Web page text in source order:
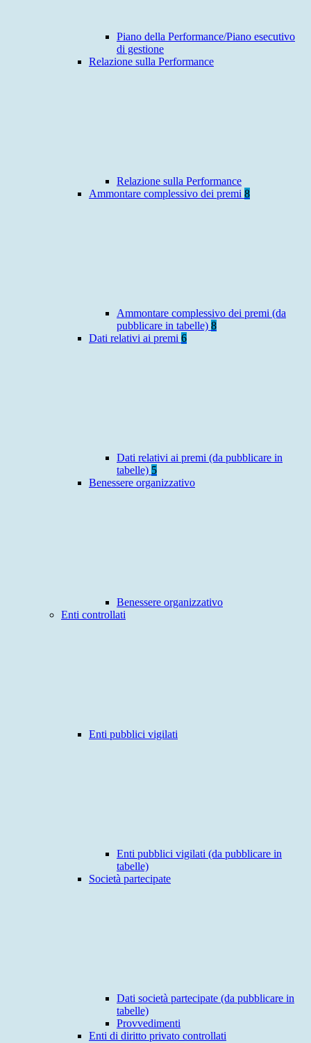
Piano della Performance/Piano esecutivo
di gestione
Relazione sulla Performance
Relazione sulla Performance
Ammontare complessivo dei premi 8
Ammontare complessivo dei premi (da
pubblicare in tabelle) 8
Dati relativi ai premi 6
Dati relativi ai premi (da pubblicare in
tabelle) 5
Benessere organizzativo
Benessere organizzativo
Enti controllati
Enti pubblici vigilati
Enti pubblici vigilati (da pubblicare in
tabelle)
Società partecipate
Dati società partecipate (da pubblicare in
tabelle)
Provvedimenti
Enti di diritto privato controllati